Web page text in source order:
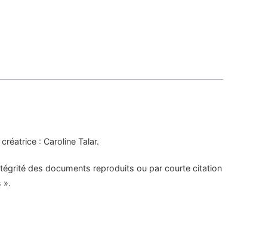
: Caroline Talar.
des documents reproduits ou par courte citation
».